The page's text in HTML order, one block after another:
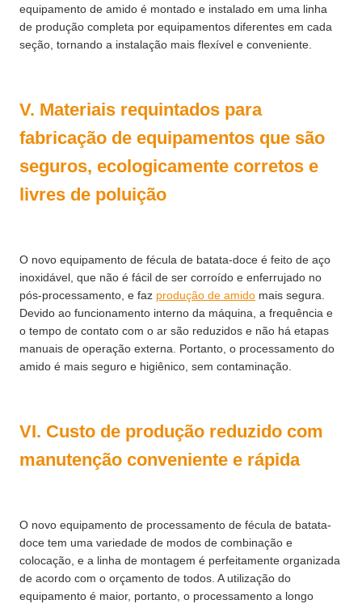
equipamento de amido é montado e instalado em uma linha
de produção completa por equipamentos diferentes em cada
seção, tornando a instalação mais flexível e conveniente.
V. Materiais requintados para
fabricação de equipamentos que são
seguros, ecologicamente corretos e
livres de poluição
O novo equipamento de fécula de batata-doce é feito de aço
inoxidável, que não é fácil de ser corroído e enferrujado no
pós-processamento, e faz produção de amido mais segura.
Devido ao funcionamento interno da máquina, a frequência e
o tempo de contato com o ar são reduzidos e não há etapas
manuais de operação externa. Portanto, o processamento do
amido é mais seguro e higiênico, sem contaminação.
VI. Custo de produção reduzido com
manutenção conveniente e rápida
O novo equipamento de processamento de fécula de batata-
doce tem uma variedade de modos de combinação e
colocação, e a linha de montagem é perfeitamente organizada
de acordo com o orçamento de todos. A utilização do
equipamento é maior, portanto, o processamento a longo